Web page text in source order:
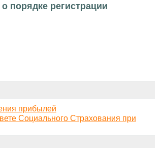
порядке регистрации
прибылей
Социального Страхования при